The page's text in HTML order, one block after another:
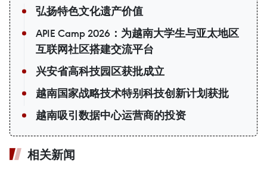
弘扬特色文化遗产价值
APIE Camp 2026：为越南大学生与亚太地区
互联网社区搭建交流平台
兴安省高科技园区获批成立
越南国家战略技术特别科技创新计划获批
越南吸引数据中心运营商的投资
相关新闻